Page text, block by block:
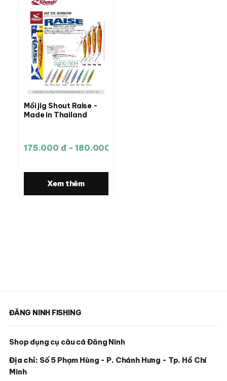
Mồi jig Shout Raise -
Made in Thailand
175.000 đ - 180.000 đ
Xem thêm
ĐĂNG NINH FISHING
Shop dụng cụ câu cá Đăng Ninh
Địa chỉ: Số 5 Phạm Hùng - P. Chánh Hưng - Tp. Hồ Chí
Minh